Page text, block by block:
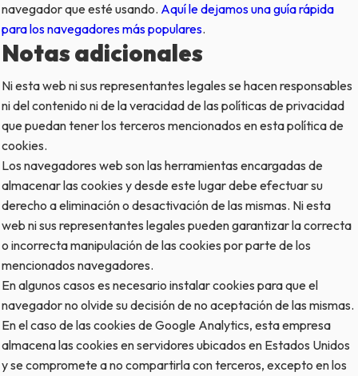
navegador que esté usando. Aquí le dejamos una guía rápida
para los navegadores más populares.
Notas adicionales
Ni esta web ni sus representantes legales se hacen responsables
ni del contenido ni de la veracidad de las políticas de privacidad
que puedan tener los terceros mencionados en esta política de
cookies.
Los navegadores web son las herramientas encargadas de
almacenar lascookies y desde este lugar debe efectuar su
derecho a eliminación o desactivación de las mismas. Ni esta
web ni sus representantes legales pueden garantizar la correcta
o incorrecta manipulación de lascookies por parte de los
mencionados navegadores.
En algunos casos es necesario instalarcookies para que el
navegador no olvide su decisión de no aceptación de las mismas.
En el caso de lascookies de Google Analytics, esta empresa
almacena lascookies en servidores ubicados en Estados Unidos
y se compromete a no compartirla con terceros, excepto en los